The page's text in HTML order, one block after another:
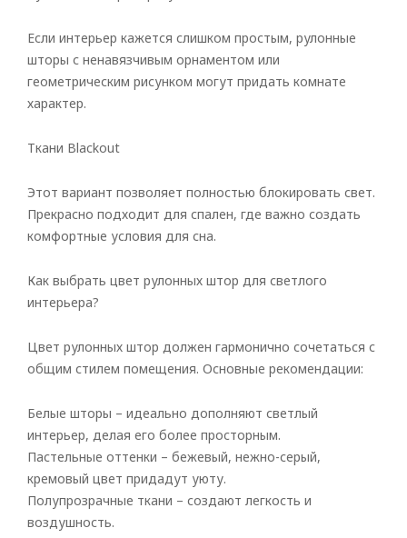
Вертикальные
Если интерьер кажется слишком простым, рулонные
шторы с ненавязчивым орнаментом или
геометрическим рисунком могут придать комнате
характер.
Ткани Blackout
Этот вариант позволяет полностью блокировать свет.
Прекрасно подходит для спален, где важно создать
комфортные условия для сна.
Как выбрать цвет рулонных штор для светлого
интерьера?
Цвет рулонных штор должен гармонично сочетаться с
общим стилем помещения. Основные рекомендации:
Белые шторы – идеально дополняют светлый
интерьер, делая его более просторным.
Пастельные оттенки – бежевый, нежно-серый,
кремовый цвет придадут уюту.
Полупрозрачные ткани – создают легкость и
воздушность.